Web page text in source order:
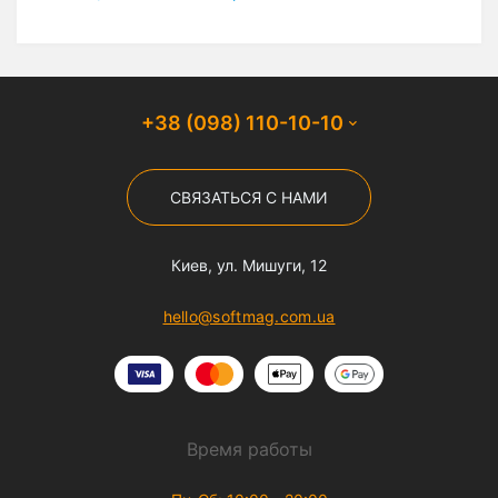
+38 (098) 110-10-10
СВЯЗАТЬСЯ С НАМИ
Киев, ул. Мишуги, 12
hello@softmag.com.ua
Время работы